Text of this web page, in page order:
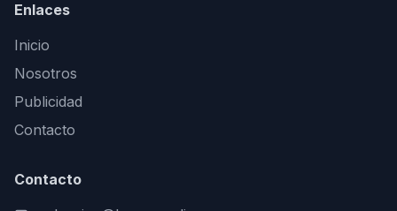
Enlaces
Inicio
Nosotros
Publicidad
Contacto
Contacto